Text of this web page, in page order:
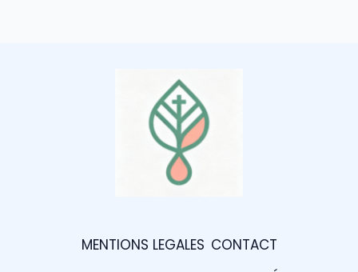
MENTIONS LEGALES CONTACT